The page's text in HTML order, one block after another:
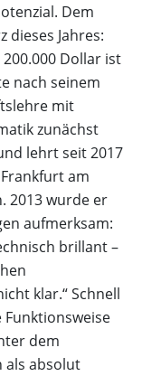
Dem
dieses Jahres:
Dollar ist
nach seinem
mit
zunächst
lehrt seit 2017
am
2013 wurde er
aufmerksam:
brillant –
klar.“ Schnell
dem
als absolut